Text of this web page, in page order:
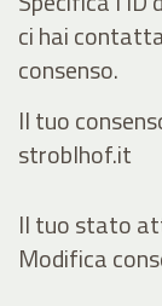
ci hai
consenso.
Il tuo
stroblhof.it
Il tuo stato
Modifica